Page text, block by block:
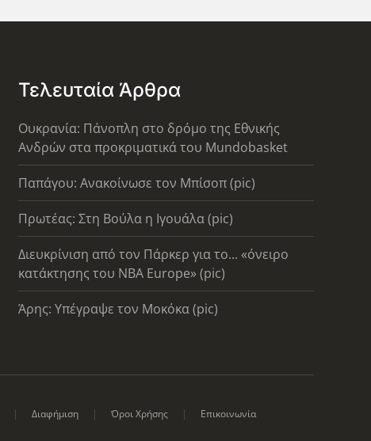
Τελευταία Άρθρα
Ουκρανία: Πάνοπλη στο δρόμο της Εθνικής
Ανδρών στα προκριματικά του Mundobasket
Παπάγου: Ανακοίνωσε τον Μπίσοπ (pic)
Πρωτέας: Στη Βούλα η Ιγουάλα (pic)
Διευκρίνιση από τον Πάρκερ για το... «όνειρο
κατάκτησης του ΝΒΑ Europe» (pic)
Άρης: Υπέγραψε τον Μοκόκα (pic)
Διαφήμιση Όροι Χρήσης Επικοινωνία